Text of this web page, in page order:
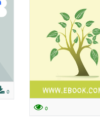
0
0